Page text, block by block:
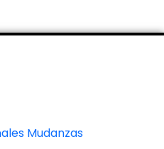
Mudanzas